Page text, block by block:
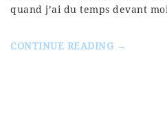
quand j’ai du temps devant
CONTINUE READING →